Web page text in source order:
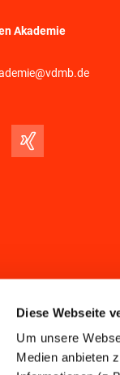
Diese Webseite
Um unsere
Medien anbieten
Akademie